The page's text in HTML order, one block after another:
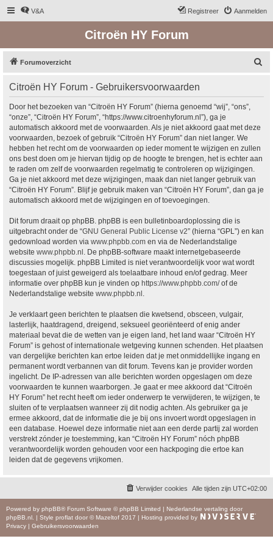
V&A Aanmelden
Registreer
Citroën HY Forum
Forumoverzicht
Citroën HY Forum - Gebruikersvoorwaarden
Door het bezoeken van “Citroën HY Forum” (hierna genoemd “wij”, “ons”,
“onze”, “Citroën HY Forum”, “https://www.citroenhyforum.nl”), ga je
automatisch akkoord met de voorwaarden. Als je niet akkoord gaat met deze
voorwaarden, bezoek of gebruik “Citroën HY Forum” dan niet langer. We
hebben het recht om de voorwaarden op ieder moment te wijzigen en zullen
ons best doen om je hiervan tijdig op de hoogte te brengen, het is echter aan
te raden om zelf de voorwaarden regelmatig te controleren op wijzigingen.
Ga je niet akkoord met deze wijzigingen, maak dan niet langer gebruik van
“Citroën HY Forum”. Blijf je gebruik maken van “Citroën HY Forum”, dan ga je
automatisch akkoord met de wijzigingen en of toevoegingen.
Dit forum draait op phpBB. phpBB is een bulletinboardoplossing die is
uitgebracht onder de “GNU General Public License v2” (hierna “GPL”) en kan
gedownload worden via www.phpbb.com en via de Nederlandstalige
website www.phpbb.nl . De phpBB-software maakt internetgebaseerde
discussies mogelijk. phpBB Limited is niet verantwoordelijk voor wat wordt
toegestaan of juist geweigerd als toelaatbare inhoud en/of gedrag. Meer
informatie over phpBB kun je vinden op https://www.phpbb.com/of de
Nederlandstalige website www.phpbb.nl .
Je verklaart geen berichten te plaatsen die kwetsend, obsceen, vulgair,
lasterlijk, haatdragend, dreigend, seksueel georiënteerd of enig ander
materiaal bevat die de wetten van je eigen land, het land waar “Citroën HY
Forum” is gehost of internationale wetgeving kunnen schenden. Het plaatsen
van dergelijke berichten kan ertoe leiden dat je met onmiddellijke ingang en
permanent wordt verbannen van dit forum. Tevens kan je provider worden
ingelicht. De IP-adressen van alle berichten worden opgeslagen om deze
voorwaarden te kunnen waarborgen. Je gaat er mee akkoord dat “Citroën
HY Forum” het recht heeft om ieder onderwerp te verwijderen, te wijzigen, te
sluiten of te verplaatsen wanneer zij dit nodig achten. Als gebruiker ga je
ermee akkoord, dat de informatie die je bij ons invoert wordt opgeslagen in
een database. Hoewel deze informatie niet aan een derde partij zal worden
verstrekt zónder je toestemming, kan “Citroën HY Forum” nóch phpBB
verantwoordelijk worden gehouden voor een hackpoging die ertoe kan
leiden dat de gegevens vrijkomen.
Alle tijden zijn UTC+02:00
Verwijder cookies
Powered by phpBB® Forum Software © phpBB Limited | Nederlandse vertaling door
phpBB.nl
| Style proflat door © Mazeltof 2017 | Hosting provided by
Privacy
Gebruikersvoorwaarden